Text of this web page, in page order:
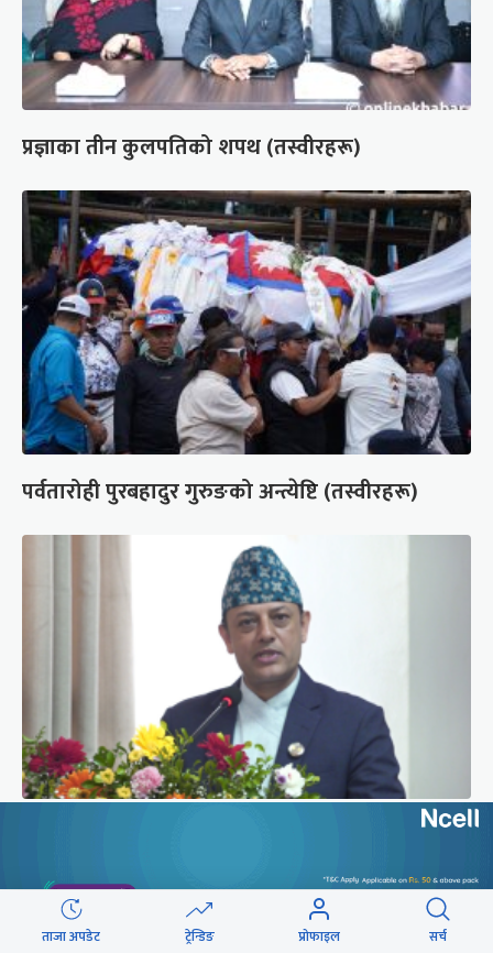
प्रज्ञाका तीन कुलपतिको शपथ (तस्वीरहरू)
पर्वतारोही पुरबहादुर गुरुङको अन्त्येष्टि (तस्वीरहरू)
‘संसद्‍मा कालो चस्मा खोल्नू, बैठक चल्दा सेयर कारोबार
ताजा अपडेट ट्रेन्डिङ प्रोफाइल सर्च